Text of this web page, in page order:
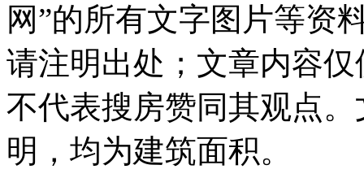
网”的所有文字图片等资
请注明出处；文章内容
不代表搜房赞同其观点
明，均为建筑面积。